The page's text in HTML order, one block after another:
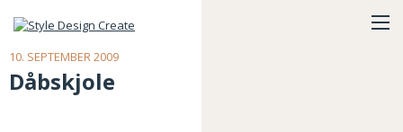
10. SEPTEMBER 2009
Dåbskjole